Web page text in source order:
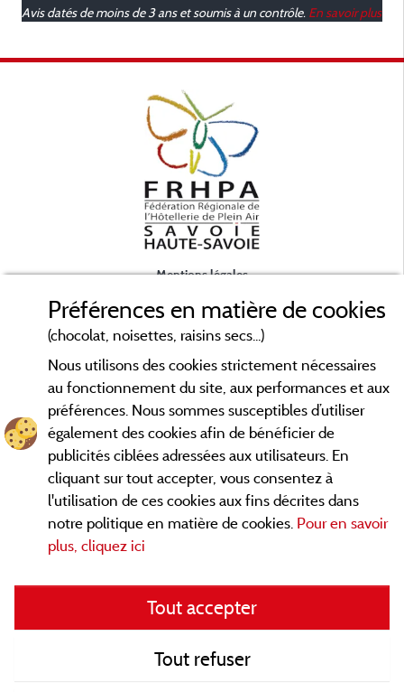
Avis datés de moins de 3 ans et soumis à un contrôle. En savoir plus
Mentions légales
Contact
CGV
Les meilleurs campings en Savoie. Consultez les fiches de nos
adhérents et découvrez nos meilleures offres en Chartreuse,
en Maurienne, Génévois, des lacs d'Aiguebelette, Annecy,
Léman et Le Bourget... informez vous directement ici en ligne
avant de contacter le camping pour réserver votre séjour
Faites vous votre propre idée du camping, au pied d'un lac, en
famille, avec vos animaux de compagnie, enVTT/Velo, sous la
tente, en camping car, dans un mobil home ou même de
Préférences en matière de cookies
(chocolat, noisettes, raisins secs...)
Nous utilisons des cookies strictement nécessaires
au fonctionnement du site, aux performances et aux
préférences. Nous sommes susceptibles d’utiliser
également des cookies afin de bénéficier de
publicités ciblées adressées aux utilisateurs. En
cliquant sur tout accepter, vous consentez à
l'utilisation de ces cookies aux fins décrites dans
notre politique en matière de cookies. Pour en savoir
plus, cliquez ici
Tout accepter
Tout refuser